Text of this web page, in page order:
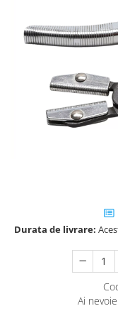
Durata de livrare:
Ai